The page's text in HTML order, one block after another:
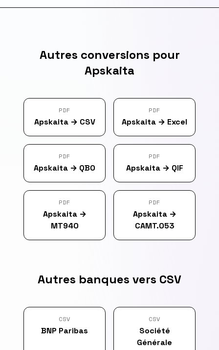
Autres conversions pour
Apskaita
PDF
Apskaita→ CSV
PDF
Apskaita → Excel
PDF
Apskaita → QBO
PDF
Apskaita→ QIF
PDF
Apskaita→
MT940
PDF
Apskaita→
CAMT.053
Autres banques vers CSV
CSV
BNP Paribas
CSV
Société
Générale